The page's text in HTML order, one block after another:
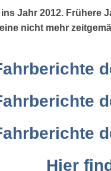
Jahr 2012.
nicht mehr
Hier